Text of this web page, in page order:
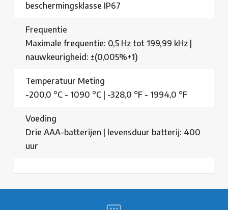
beschermingsklasse IP67
Frequentie
Maximale frequentie: 0,5 Hz tot 199,99 kHz |
nauwkeurigheid: ±(0,005%+1)
Temperatuur Meting
-200,0 °C - 1090 °C | -328,0 °F - 1994,0 °F
Voeding
Drie AAA-batterijen | levensduur batterij: 400
uur